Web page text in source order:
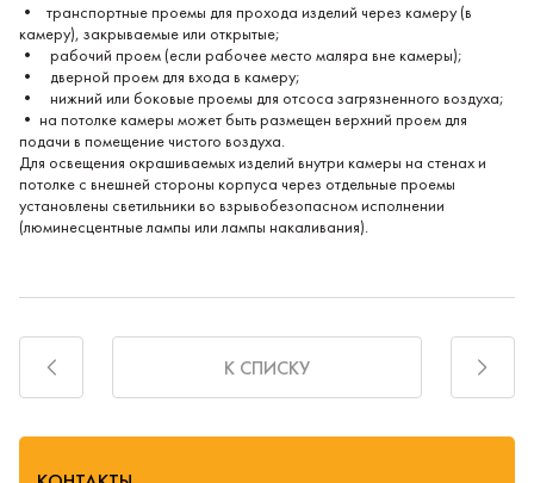
• транспортные проемы для прохода изделий через камеру (в
камеру), закрываемые или открытые;
• рабочий проем (если рабочее место маляра вне камеры);
• дверной проем для входа в камеру;
• нижний или боковые проемы для отсоса загрязненного воздуха;
• на потолке камеры может быть размещен верхний проем для
подачи в помещение чистого воздуха.
Для освещения окрашиваемых изделий внутри камеры на стенах и
потолке с внешней стороны корпуса через отдельные проемы
установ­лены светильники во взрывобезопасном исполнении
(люминесцент­ные лампы или лампы накаливания).
К СПИСКУ